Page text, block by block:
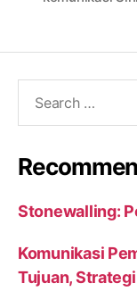
Stonewalling:
Komunikasi
Tujuan,